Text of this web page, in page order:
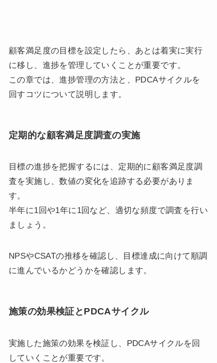
顧客満足度の目標を設定したら、あとは着実に実行
に移し、進捗を管理していくことが重要です。
この章では、進捗管理の方法と、PDCAサイクルを
回すコツについて説明します。
定期的な顧客満足度調査の実施
目標の進捗を把握するには、定期的に顧客満足度調
査を実施し、数値の変化を追跡する必要がありま
す。
半年に1回や1年に1回など、適切な頻度で調査を行い
ましょう。
NPSやCSATの推移を確認し、目標達成に向けて順調
に進んでいるかどうかを確認します。
施策の効果検証とPDCAサイクル
実施した施策の効果を検証し、PDCAサイクルを回
していくことが重要です。